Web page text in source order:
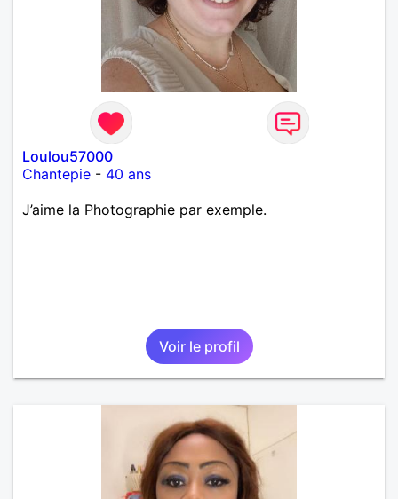
Loulou57000
Chantepie - 40 ans
J’aime la Photographie par exemple.
Voir le profil